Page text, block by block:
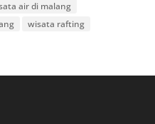
air di malang
wisata rafting